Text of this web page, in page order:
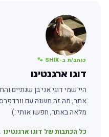
כותב/ת ב-SHIX 🐾
דוגו ארגנטינו
היי שמי דוגי אני בן שנתיים
אתר, מה זה משנה עם
מלאה באתר, חפשו אותי :)
כל הכתבות של דוגו ארגנטינו